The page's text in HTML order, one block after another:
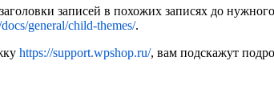
записей в похожих записях до
general/child-themes/.
https://support.wpshop.ru/, вам подскажут